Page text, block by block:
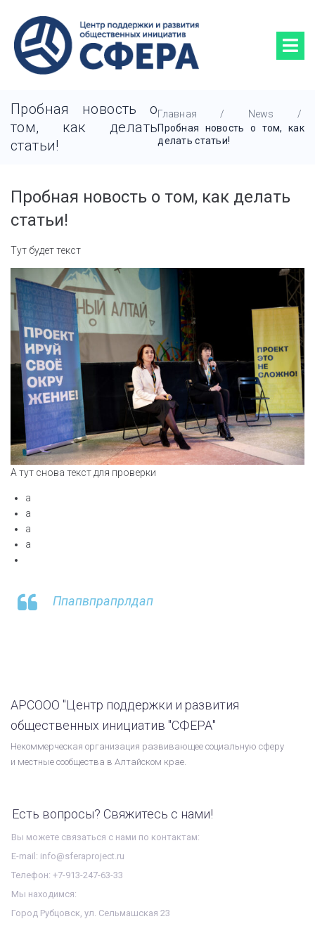
Пробная новость о
том, как делать
статьи!
Главная / News
/
Пробная новость о том, как
делать статьи!
Пробная новость о том, как делать
статьи!
Тут будет текст
А тут снова текст для проверки
а
а
а
а
Ппапвпрапрлдап
АРСООО "Центр поддержки и развития
общественных инициатив "СФЕРА"
Некоммерческая организация развивающее социальную сферу
и местные сообщества в Алтайском крае.
Есть вопросы? Свяжитесь с нами!
Вы можете связаться с нами по контактам:
E-mail: info@sferaproject.ru
Телефон: +7-913-247-63-33
Мы находимся:
Город Рубцовск, ул. Сельмашская 23